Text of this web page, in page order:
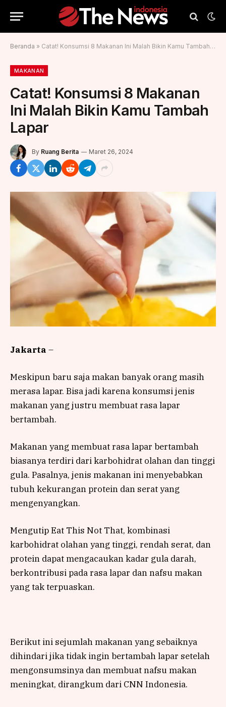
Beranda » Catat! Konsumsi 8 Makanan Ini Malah Bikin Kamu Tambah Lapar
MAKANAN
Catat! Konsumsi 8 Makanan
Ini Malah Bikin Kamu Tambah
Lapar
By Ruang Berita Maret 26, 2024
Jakarta –
Meskipun baru saja makan banyak orang masih
merasa lapar. Bisa jadi karena konsumsi jenis
makanan yang justru membuat rasa lapar
bertambah.
Makanan yang membuat rasa lapar bertambah
biasanya terdiri dari karbohidrat olahan dan tinggi
gula. Pasalnya, jenis makanan ini menyebabkan
tubuh kekurangan protein dan serat yang
mengenyangkan.
Mengutip Eat This Not That, kombinasi
karbohidrat olahan yang tinggi, rendah serat, dan
protein dapat mengacaukan kadar gula darah,
berkontribusi pada rasa lapar dan nafsu makan
yang tak terpuaskan.
Berikut ini sejumlah makanan yang sebaiknya
dihindari jika tidak ingin bertambah lapar setelah
mengonsumsinya dan membuat nafsu makan
meningkat, dirangkum dari CNN Indonesia.